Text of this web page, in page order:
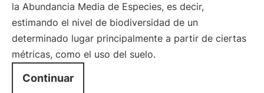
la Abundancia Media de Especies, es decir,
estimando el nivel de biodiversidad de un
determinado lugar principalmente a partir de ciertas
métricas, como el uso del suelo.
Continuar